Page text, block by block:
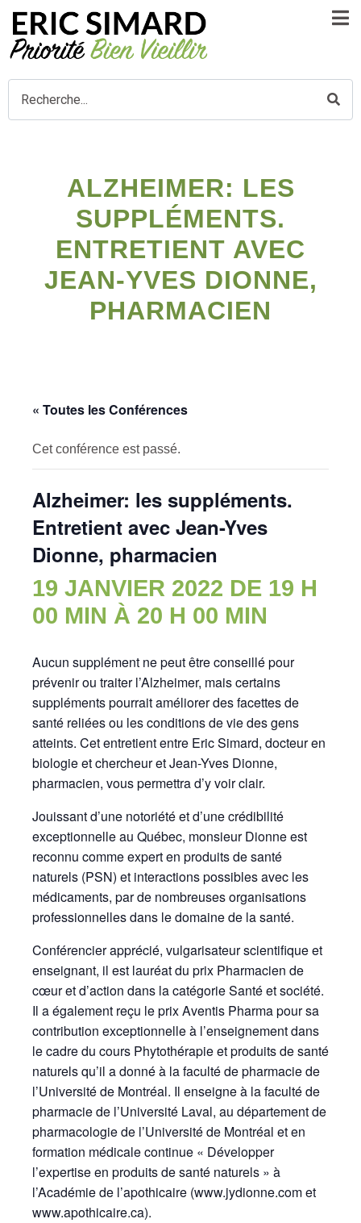
ALZHEIMER: LES
SUPPLÉMENTS.
ENTRETIENT AVEC
JEAN-YVES DIONNE,
PHARMACIEN
« Toutes les Conférences
Cet conférence est passé.
Alzheimer: les suppléments.
Entretient avec Jean-Yves
Dionne, pharmacien
19 JANVIER 2022 DE 19 H
00 MIN À 20 H 00 MIN
Aucun supplément ne peut être conseillé pour
prévenir ou traiter l’Alzheimer, mais certains
suppléments pourrait améliorer des facettes de
santé reliées ou les conditions de vie des gens
atteints. Cet entretient entre Eric Simard, docteur en
biologie et chercheur et Jean-Yves Dionne,
pharmacien, vous permettra d’y voir clair.
Jouissant d’une notoriété et d’une crédibilité
exceptionnelle au Québec, monsieur Dionne est
reconnu comme expert en produits de santé
naturels (PSN) et interactions possibles avec les
médicaments, par de nombreuses organisations
professionnelles dans le domaine de la santé.
Conférencier apprécié, vulgarisateur scientifique et
enseignant, il est lauréat du prix Pharmacien de
cœur et d’action dans la catégorie Santé et société.
Il a également reçu le prix Aventis Pharma pour sa
contribution exceptionnelle à l’enseignement dans
le cadre du cours Phytothérapie et produits de santé
naturels qu’il a donné à la faculté de pharmacie de
l’Université de Montréal. Il enseigne à la faculté de
pharmacie de l’Université Laval, au département de
pharmacologie de l’Université de Montréal et en
formation médicale continue « Développer
l’expertise en produits de santé naturels » à
l’Académie de l’apothicaire (www.jydionne.com et
www.apothicaire.ca).